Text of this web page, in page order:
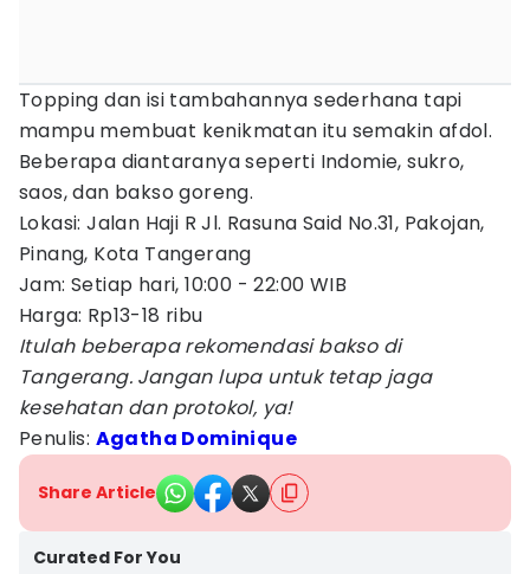
Topping dan isi tambahannya sederhana tapi
mampu membuat kenikmatan itu semakin afdol.
Beberapa diantaranya seperti Indomie, sukro,
saos, dan bakso goreng.
Lokasi: Jalan Haji R Jl. Rasuna Said No.31, Pakojan,
Pinang, Kota Tangerang
Jam: Setiap hari, 10:00 - 22:00 WIB
Harga: Rp13-18 ribu
Itulah beberapa rekomendasi bakso di
Tangerang. Jangan lupa untuk tetap jaga
kesehatan dan protokol, ya!
Penulis: Agatha Dominique
Share Article
Curated For You